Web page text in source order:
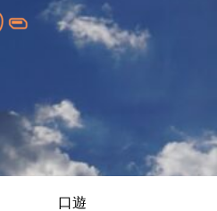
口遊